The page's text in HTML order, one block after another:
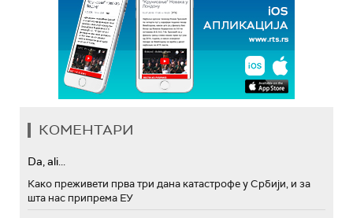
КОМЕНТАРИ
Da, ali...
Како преживети прва три дана катастрофе у Србији, и за
шта нас припрема ЕУ